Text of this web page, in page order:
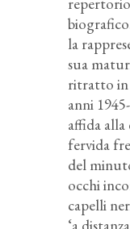
la
sua
ritratto in
anni
affida
fervida
del
occhi
capelli
‘a